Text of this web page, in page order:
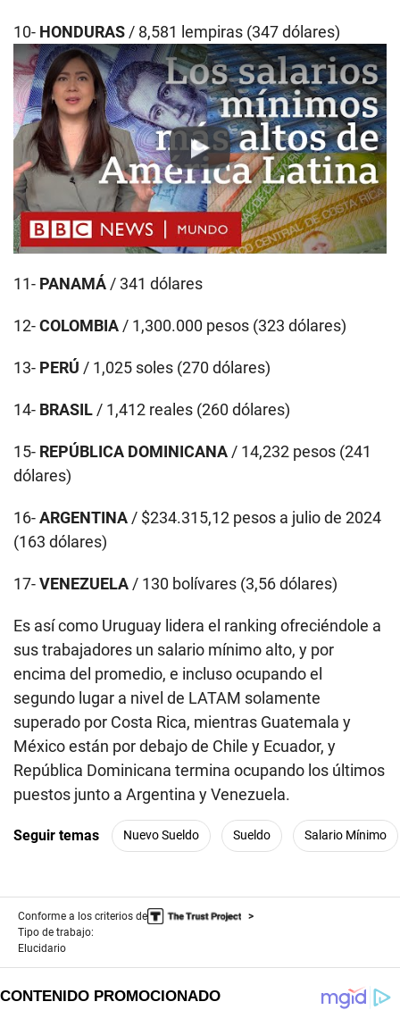
10- HONDURAS / 8,581 lempiras (347 dólares)
Play
11- PANAMÁ / 341 dólares
12-COLOMBIA / 1,300.000 pesos (323 dólares)
13- PERÚ / 1,025 soles (270 dólares)
14- BRASIL / 1,412 reales (260 dólares)
15- REPÚBLICA DOMINICANA / 14,232 pesos (241
dólares)
16-ARGENTINA / $234.315,12 pesos a julio de 2024
(163 dólares)
17-VENEZUELA / 130 bolívares (3,56 dólares)
Es así como Uruguay lidera el ranking ofreciéndole a
sus trabajadores un salario mínimo alto, y por
encima del promedio, e incluso ocupando el
segundo lugar a nivel de LATAM solamente
superado por Costa Rica, mientras Guatemala y
México están por debajo de Chile y Ecuador, y
República Dominicana termina ocupando los últimos
puestos junto a Argentina y Venezuela.
Seguir temas Nuevo Sueldo Sueldo Salario Mínimo
Conforme a los criterios de
Tipo de trabajo:
Elucidario